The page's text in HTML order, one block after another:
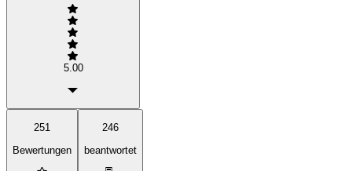
5.00
251
Bewertungen
246
beantwortet